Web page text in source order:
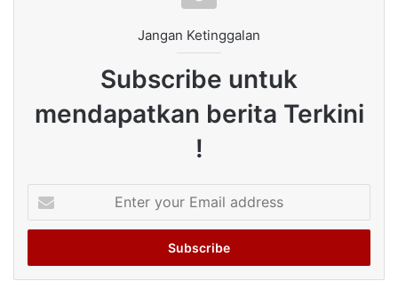
Jangan Ketinggalan
Subscribe untuk
mendapatkan berita Terkini
!
your
Email